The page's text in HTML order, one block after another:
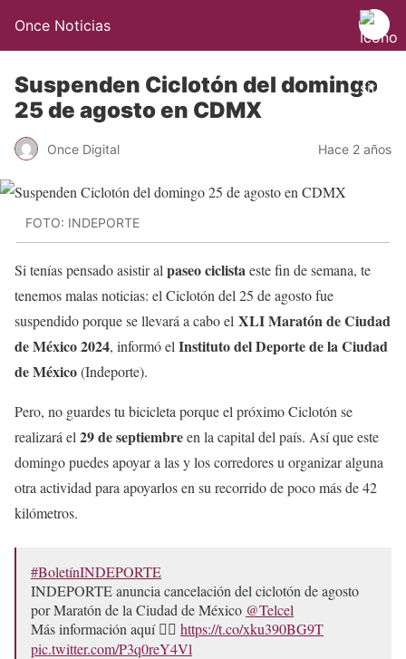
Once Noticias
Suspenden Ciclotón del domingo
25 de agosto en CDMX
Once Digital Hace 2 años
FOTO: INDEPORTE
Si tenías pensado asistir al paseo ciclistaeste fin de semana, te
tenemos malas noticias: el Ciclotón del 25 de agosto fue
suspendido porque se llevará a cabo el XLI Maratón de Ciudad
de México 2024, informó el Instituto del Deporte de la Ciudad
de México(Indeporte).
Pero, no guardes tu bicicleta porque el próximo Ciclotón se
realizará el 29 de septiembreen la capital del país. Así que este
domingo puedes apoyar a las y los corredores u organizar alguna
otra actividad para apoyarlos en su recorrido de poco más de 42
kilómetros.
#BoletínINDEPORTE
INDEPORTE anuncia cancelación del ciclotón de agosto
por Maratón de la Ciudad de México @Telcel
Más información aquí 👇🏽 https://t.co/xku390BG9T
pic.twitter.com/P3q0reY4Vl